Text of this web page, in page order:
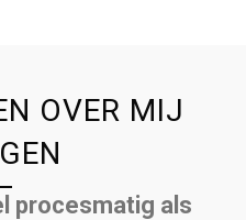
OVER MIJ
procesmatig als